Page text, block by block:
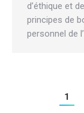
d’éthique et
principes de
personnel de
1